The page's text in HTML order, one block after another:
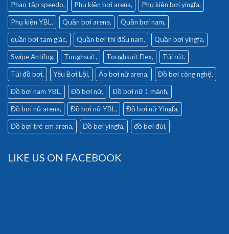
Phao tập speedo Phụ kiện bơi arena Phụ kiện bơi yingfa
Phụ kiện YBL Quần bơi arena Quần bơi nam
quần bơi tam giác Quần bơi thi đấu nam Quần bơi yingfa
Swipe Antifog Toughsuit Toughsuit Flex Túi rút
Túi đồ bơi Yêu Bơi Lội Áo bơi nữ arena Đồ bơi công nghệ
Đồ bơi nam YBL Đồ bơi nữ Đồ bơi nữ 1 mảnh
Đồ bơi nữ arena Đồ bơi nữ YBL Đồ bơi nữ Yingfa
Đồ bơi trẻ em arena Đồ bơi yingfa đồ bơi đùi
LIKE US ON FACEBOOK